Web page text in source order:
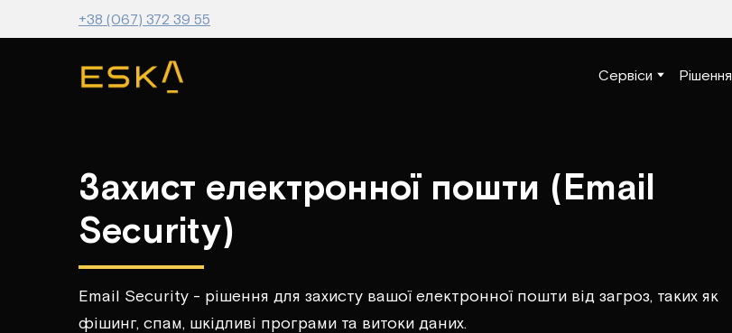
+38 (067) 372 39 55
Сервіси Рішення
Захист електронної пошти (Email
Security)
Email Security - рішення для захисту вашої електронної пошти від загроз, таких як
фішинг, спам, шкідливі програми та витоки даних.